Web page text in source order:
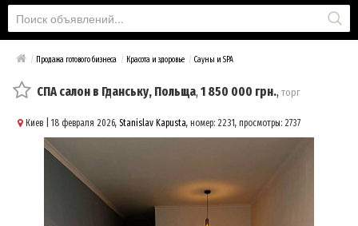
/ Продажа готового бизнеса / Красота и здоровье / Сауны и SPA
СПА салон в Гданську, Польща, 1 850 000 грн., торг
Киев | 18 февраля 2026, Stanislav Kapusta, номер: 2231, просмотры: 2737